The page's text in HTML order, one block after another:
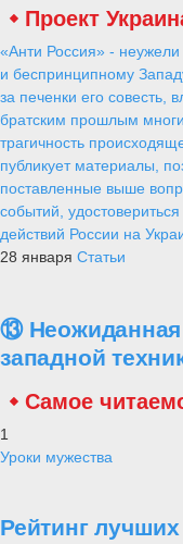
Проект
«Анти Россия» -
и беспринципному
за печенки его совесть,
братским прошлым
трагичность
публикует материалы,
поставленные выше
событий,
действий России на
28 января Статьи
⑬ Неожиданная
западной
Самое
1
Уроки мужества
Рейтинг